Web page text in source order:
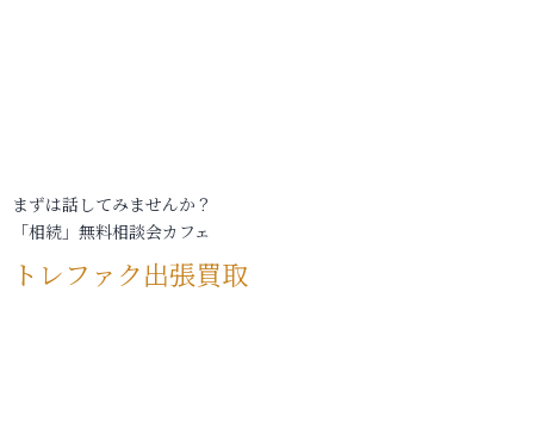
まずは話してみませんか？
「相続」無料相談会カフェ
トレファク出張買取